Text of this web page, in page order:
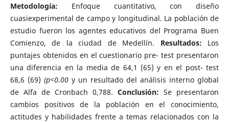
Metodología: Enfoque cuantitativo, con diseño
cuasiexperimental de campo y longitudinal. La población de
estudio fueron los agentes educativos del Programa Buen
Comienzo, de la ciudad de Medellín. Resultados: Los
puntajes obtenidos en el cuestionario pre- test presentaron
una diferencia en la media de 64,1 (65) y en el post- test
68,6 (69) (p<0.00y un resultado del análisis interno global
de Alfa de Cronbach 0,788.Conclusión:Se presentaron
cambios positivos de la población en el conocimiento,
actitudes y habilidades frente a temas relacionados con la